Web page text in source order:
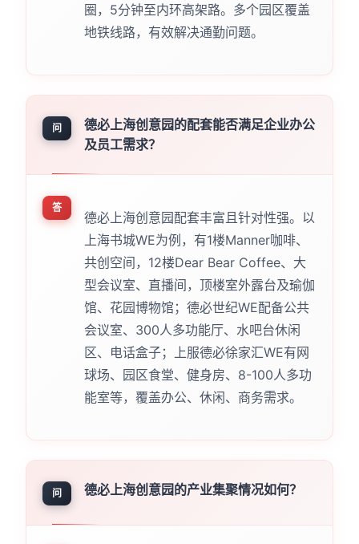
圈，5分钟至内环高架路。多个园区覆盖
地铁线路，有效解决通勤问题。
问
德必上海创意园的配套能否满足企业办公
及员工需求？
答
德必上海创意园配套丰富且针对性强。以
上海书城WE为例，有1楼Manner咖啡、
共创空间，12楼Dear Bear Coffee、大
型会议室、直播间，顶楼室外露台及瑜伽
馆、花园博物馆；德必世纪WE配备公共
会议室、300人多功能厅、水吧台休闲
区、电话盒子；上服德必徐家汇WE有网
球场、园区食堂、健身房、8-100人多功
能室等，覆盖办公、休闲、商务需求。
问 德必上海创意园的产业集聚情况如何？